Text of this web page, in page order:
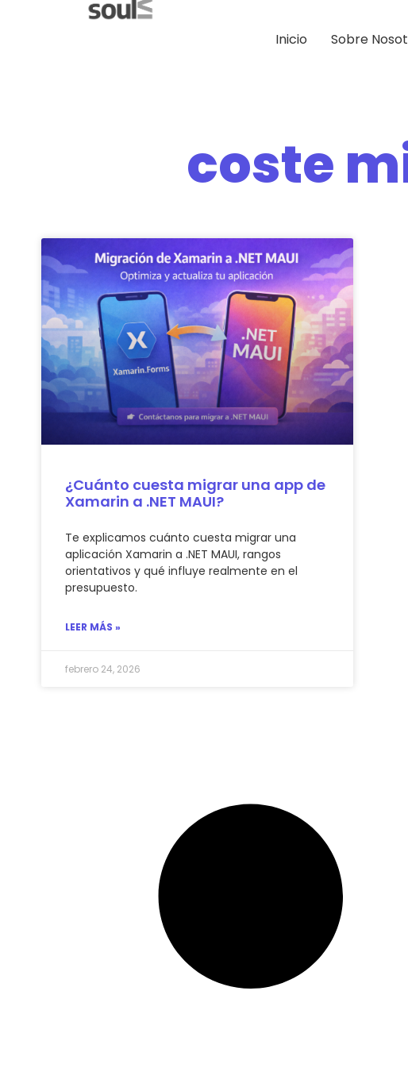
Inicio Sobre
coste
¿Cuánto cuesta migrar una app de
Xamarin a .NET MAUI?
Te explicamos cuánto cuesta migrar una
aplicación Xamarin a .NET MAUI, rangos
orientativos y qué influye realmente en el
presupuesto.
LEER MÁS »
febrero 24, 2026